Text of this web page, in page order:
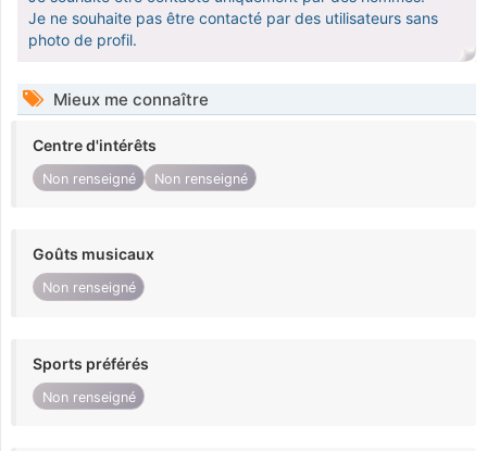
Je ne souhaite pas être contacté par des utilisateurs sans
photo de profil.
Mieux me connaître
Centre d'intérêts
Non renseigné Non renseigné
Goûts musicaux
Non renseigné
Sports préférés
Non renseigné